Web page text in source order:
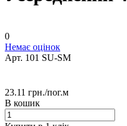
0
Немає оцінок
Арт. 101 SU-SM
23.11 грн./пог.м
В кошик